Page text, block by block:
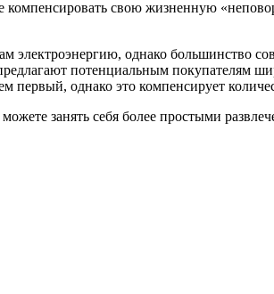
свою жизненную
электроэнергию, однако большинство
потенциальным покупателям
первый, однако это компенсирует
занять себя более простыми